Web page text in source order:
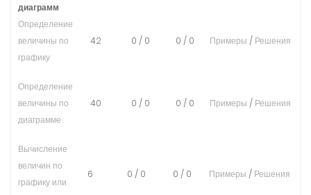
диаграмм
Определение
величины по
графику
42 0 / 0 0 / 0 Примеры / Решения
Определение
величины по
диаграмме
40 0 / 0 0 / 0 Примеры / Решения
Вычисление
величин по
графику или
6 0 / 0 0 / 0 Примеры / Решения